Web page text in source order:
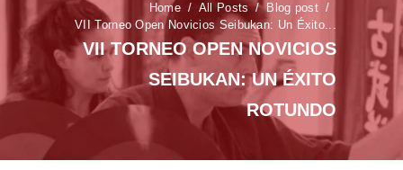
Home All Posts
Blog post
VII Torneo Open Novicios Seibukan: Un Éxito...
VII TORNEO OPEN NOVICIOS
SEIBUKAN: UN ÉXITO
ROTUNDO